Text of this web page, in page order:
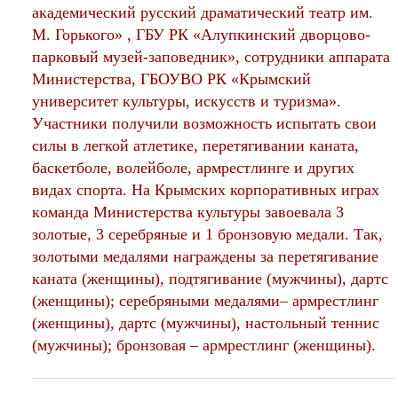
академический русский драматический театр им.
М. Горького» , ГБУ РК «Алупкинский дворцово-
парковый музей-заповедник», сотрудники аппарата
Министерства, ГБОУВО РК «Крымский
университет культуры, искусств и туризма».
Участники получили возможность испытать свои
силы в легкой атлетике, перетягивании каната,
баскетболе, волейболе, армрестлинге и других
видах спорта.На Крымских корпоративных играх
команда Министерства культуры завоевала 3
золотые, 3 серебряные и 1 бронзовую медали.Так,
золотыми медалями награждены за перетягивание
каната (женщины), подтягивание (мужчины), дартс
(женщины); серебряными медалями–армрестлинг
(женщины), дартс (мужчины), настольный теннис
(мужчины); бронзовая – армрестлинг (женщины).